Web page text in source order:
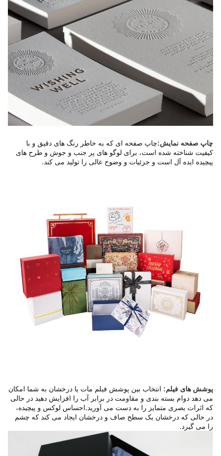
چاپ صفحه نمایش:
پیچیده ایده آل است و جزئیات و وضوح عالی را تولید می کند.
پوشش های فیلم:
را می گیرد.